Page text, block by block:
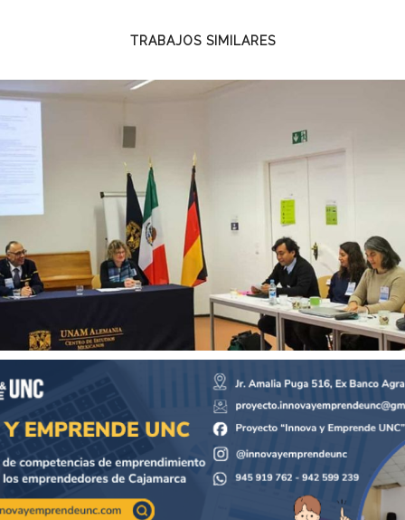
TRABAJOS SIMILARES